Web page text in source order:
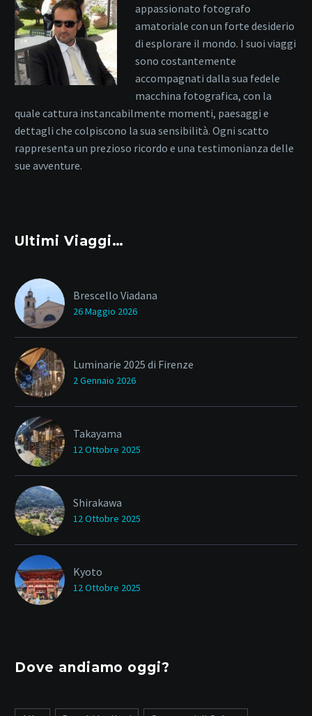
appassionato fotografo
amatoriale con un forte desiderio
di esplorare il mondo. I suoi viaggi
sono costantemente
accompagnati dalla sua fedele
macchina fotografica, con la
quale cattura instancabilmente momenti, paesaggi e
dettagli che colpiscono la sua sensibilità. Ogni scatto
rappresenta un prezioso ricordo e una testimonianza delle
sue avventure.
Ultimi Viaggi…
Brescello Viadana
26 Maggio 2026
Luminarie 2025 di Firenze
2 Gennaio 2026
Takayama
12 Ottobre 2025
Shirakawa
12 Ottobre 2025
Kyoto
12 Ottobre 2025
Dove andiamo oggi?